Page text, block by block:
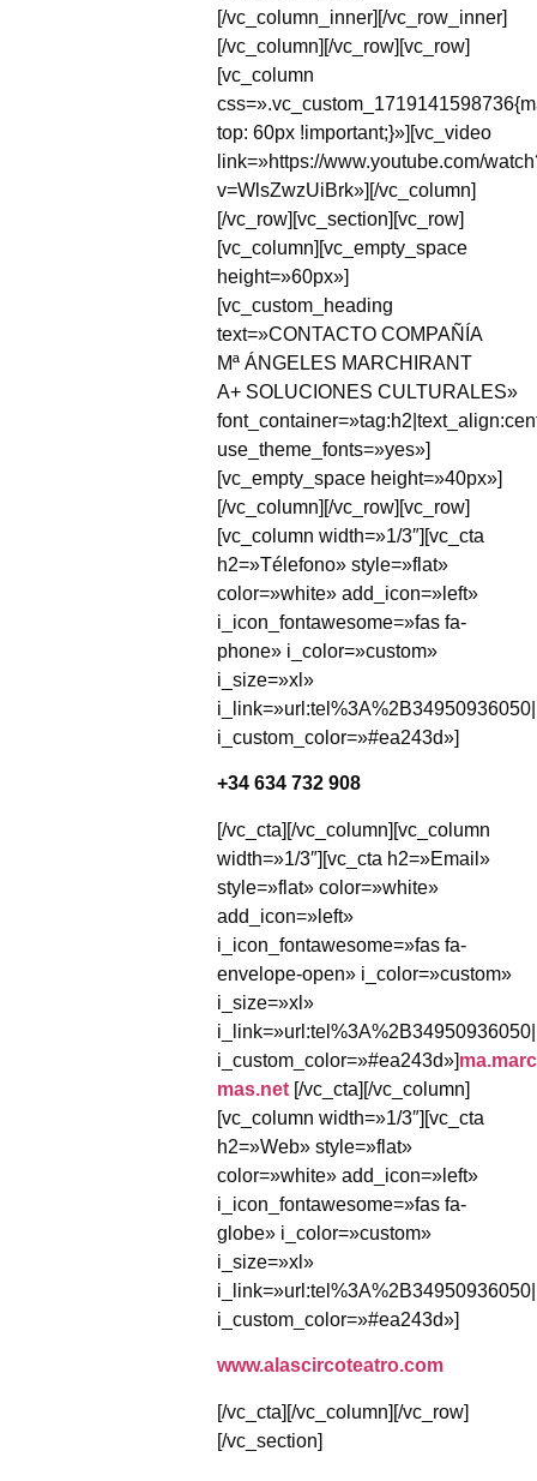
[/vc_column_inner][/vc_row_inner]
[/vc_column][/vc_row][vc_row]
[vc_column
top: 60px !important;}»][vc_video
link=»https://www.youtube.com/
v=WlsZwzUiBrk»][/vc_column]
[/vc_row][vc_section][vc_row]
[vc_column][vc_empty_space
height=»60px»]
[vc_custom_heading
text=»CONTACTO COMPAÑÍA
Mª ÁNGELES MARCHIRANT
A+ SOLUCIONES CULTURALES»
use_theme_fonts=»yes»]
[vc_empty_space height=»40px»]
[/vc_column][/vc_row][vc_row]
[vc_column width=»1/3″][vc_cta
h2=»Télefono» style=»flat»
color=»white» add_icon=»left»
i_icon_fontawesome=»fas fa-
phone» i_color=»custom»
i_size=»xl»
i_custom_color=»#ea243d»]
+34 634 732 908
[/vc_cta][/vc_column][vc_column
width=»1/3″][vc_cta h2=»Email»
style=»flat» color=»white»
add_icon=»left»
i_icon_fontawesome=»fas fa-
envelope-open» i_color=»custom»
i_size=»xl»
i_custom_color=»#ea243d»]
mas.net [/vc_cta][/vc_column]
[vc_column width=»1/3″][vc_cta
h2=»Web» style=»flat»
color=»white» add_icon=»left»
i_icon_fontawesome=»fas fa-
globe» i_color=»custom»
i_size=»xl»
i_custom_color=»#ea243d»]
www.alascircoteatro.com
[/vc_cta][/vc_column][/vc_row]
[/vc_section]